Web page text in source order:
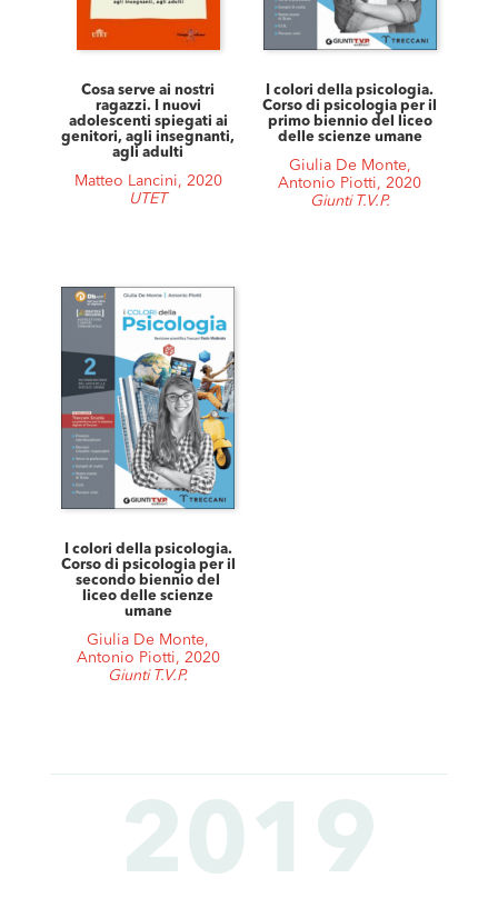
Cosa serve ai nostri
ragazzi. I nuovi
adolescenti spiegati ai
genitori, agli insegnanti,
agli adulti
Matteo Lancini, 2020
UTET
I colori della psicologia.
Corso di psicologia per il
primo biennio del liceo
delle scienze umane
Giulia De Monte,
Antonio Piotti, 2020
Giunti T.V.P.
I colori della psicologia.
Corso di psicologia per il
secondo biennio del
liceo delle scienze
umane
Giulia De Monte,
Antonio Piotti, 2020
Giunti T.V.P.
2019